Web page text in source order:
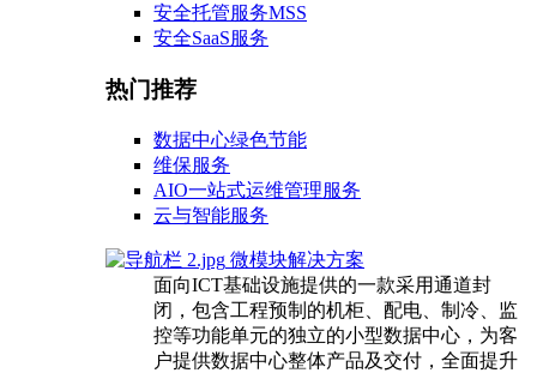
安全托管服务MSS
安全SaaS服务
热门推荐
数据中心绿色节能
维保服务
AIO一站式运维管理服务
云与智能服务
微模块解决方案
面向ICT基础设施提供的一款采用通道封
闭，包含工程预制的机柜、配电、制冷、监
控等功能单元的独立的小型数据中心，为客
户提供数据中心整体产品及交付，全面提升